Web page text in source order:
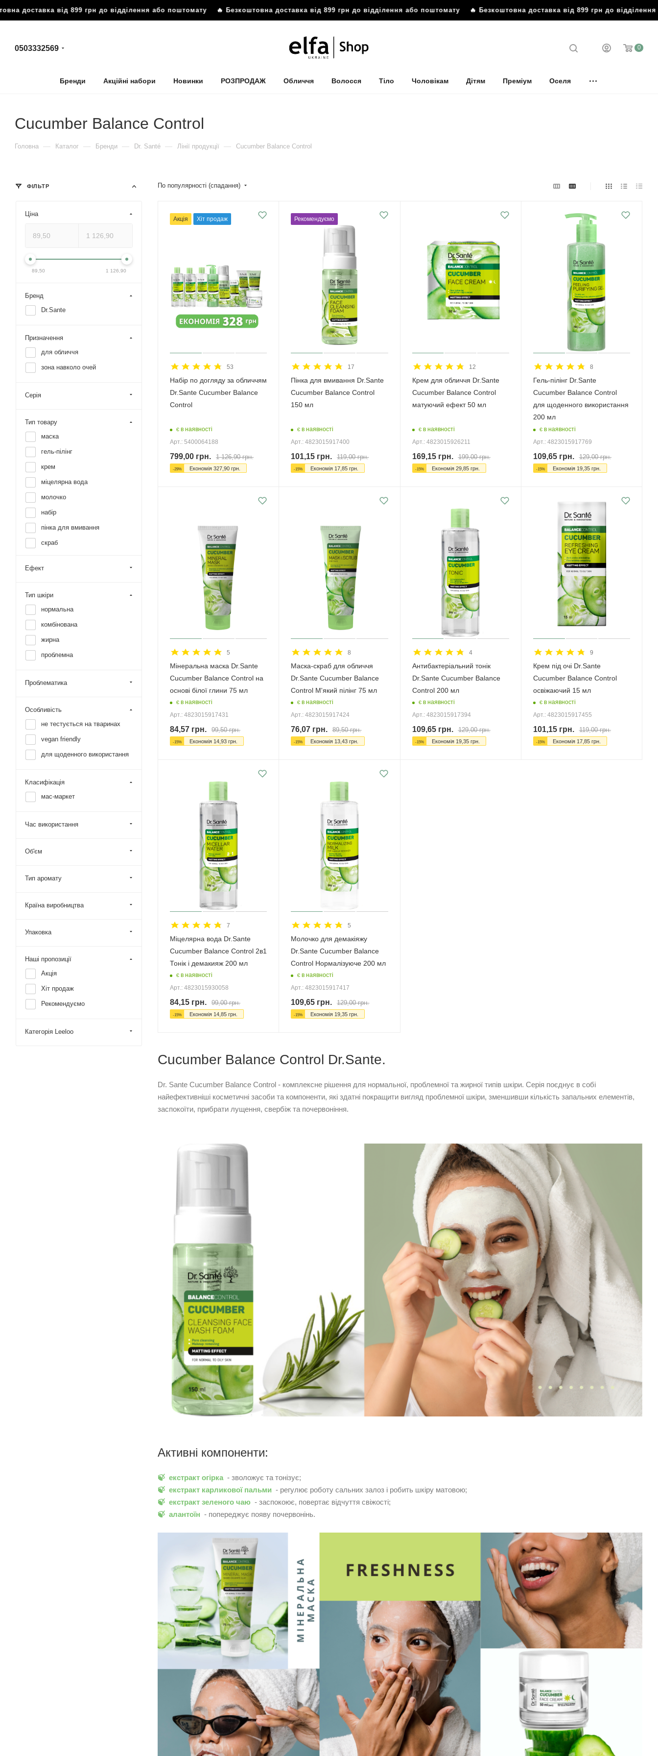
від 899 грн до відділення або поштомату🔥 Безкоштовна доставка від 899 грн до відділення або поштомату🔥 Безкоштовна доставка від 899 грн до відділення або
0503332569 0
Бренди Акційні набори Новинки РОЗПРОДАЖ Обличчя Волосся Тіло Чоловікам Дітям Преміум Оселя
Cucumber Balance Control
Головна — Каталог — Бренди — Dr. Santé — Лінії продукції — Cucumber Balance Control
По популярності (спадання)
Акція Хіт продаж
53
Набір по догляду за обличчям
Dr.Sante Cucumber Balance
Control
є в наявності
Арт.: 5400064188
799,00 грн. 1 126,90грн.
-29% Економія 327,90 грн.
Рекомендуємо
17
Пінка для вмивання Dr.Sante
Cucumber Balance Control
150 мл
є в наявності
Арт.: 4823015917400
101,15 грн. 119,00грн.
-15% Економія 17,85 грн.
12
Крем для обличчя Dr.Sante
Cucumber Balance Control
матуючий ефект 50 мл
є в наявності
Арт.: 4823015926211
169,15грн. 199,00грн.
-15% Економія 29,85грн.
8
Гель-пілінг Dr.Sante
Cucumber Balance Control
для щоденного використання
200 мл
є в наявності
Арт.: 4823015917769
109,65грн. 129,00грн.
-15% Економія 19,35грн.
5
Мінеральна маска Dr.Sante
Cucumber Balance Control на
основі білої глини 75 мл
є в наявності
Арт.: 4823015917431
84,57 грн. 99,50грн.
-15% Економія 14,93 грн.
8
Маска-скраб для обличчя
Dr.Sante Cucumber Balance
Control М'який пілінг 75 мл
є в наявності
Арт.: 4823015917424
76,07 грн. 89,50грн.
-15% Економія 13,43 грн.
4
Антибактеріальний тонік
Dr.Sante Cucumber Balance
Control 200 мл
є в наявності
Арт.: 4823015917394
109,65грн. 129,00грн.
-15% Економія 19,35грн.
9
Крем під очі Dr.Sante
Cucumber Balance Control
освіжаючий 15 мл
є в наявності
Арт.: 4823015917455
101,15грн. 119,00грн.
-15% Економія 17,85грн.
7
Міцелярна вода Dr.Sante
Cucumber Balance Control 2в1
Тонік і демакияж 200 мл
є в наявності
Арт.: 4823015930058
84,15 грн. 99,00грн.
-15% Економія 14,85 грн.
5
Молочко для демакіяжу
Dr.Sante Cucumber Balance
Control Нормалізуюче 200 мл
є в наявності
Арт.: 4823015917417
109,65 грн. 129,00грн.
-15% Економія 19,35 грн.
Cucumber Balance Control Dr.Sante.
Dr. Sante Cucumber Balance Control - комплексне рішення для нормальної, проблемної та жирної типів шкіри. Серія поєднує в собі
найефективніші косметичні засоби та компоненти, які здатні покращити вигляд проблемної шкіри, зменшивши кількість запальних елементів,
заспокоїти, прибрати лущення, свербіж та почервоніння.
Активні компоненти:
🍃 екстракт огірка - зволожує та тонізує;
🍃 екстракт карликової пальми - регулює роботу сальних залоз і робить шкіру матовою;
🍃 екстракт зеленого чаю - заспокоює, повертає відчуття свіжості;
🍃 алантоїн - попереджує появу почервонінь.
ФІЛЬТР
Ціна
89,50 1 126,90
Бренд
Dr.Sante
Призначення
для обличчя
зона навколо очей
Серія
Тип товару
маска
гель-пілінг
крем
міцелярна вода
молочко
набір
пінка для вмивання
скраб
Ефект
Тип шкіри
нормальна
комбінована
жирна
проблемна
Проблематика
Особливість
не тестується на тваринах
vegan friendly
для щоденного використання
Класифікація
мас-маркет
Час використання
Об'єм
Тип аромату
Країна виробництва
Упаковка
Наші пропозиції
Акція
Хіт продаж
Рекомендуємо
Категорія Leeloo